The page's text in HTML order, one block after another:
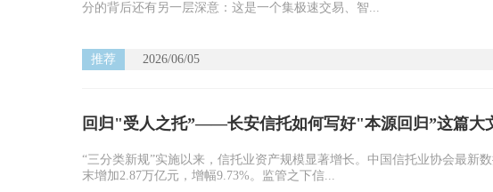
分的背后还有另一层深意：这是一个集极速交易、智...
推荐 2026/06/05
回归"受人之托”——长安信托如何写好"本源回归”这篇大
“三分类新规”实施以来，信托业资产规模显著增长。中国信托业协会最新
末增加2.87万亿元，增幅9.73%。监管之下信...